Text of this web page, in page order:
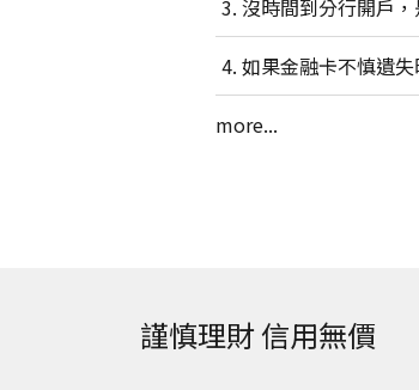
沒時間到分行開戶
如果金融卡不慎遺
more...
謹慎理財 信用無價